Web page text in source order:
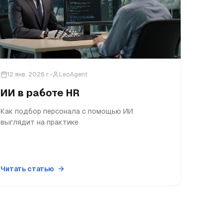
12 янв. 2026 г. LeoAgent
ИИ в работе HR
Как подбор персонала с помощью ИИ
выглядит на практике
Читать статью